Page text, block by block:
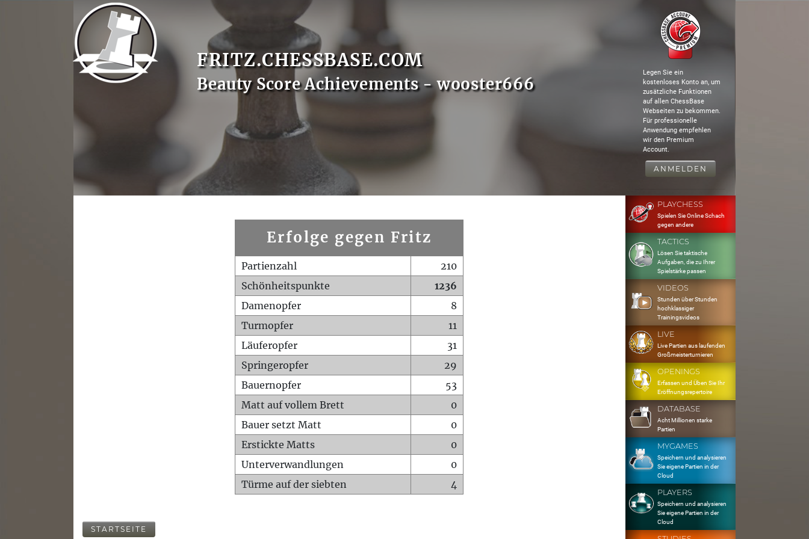
FRITZ.CHESSBASE.COM
Beauty Score Achievements - wooster666
Legen Sie ein
kostenloses Konto an, um
zusätzliche Funktionen
auf allen ChessBase
Webseiten zu bekommen.
Für professionelle
Anwendung empfehlen
wir den Premium
Account.
ANMELDEN
Erfolge gegen Fritz
Partienzahl
210
Schönheitspunkte
1236
Damenopfer
8
Turmopfer
11
Läuferopfer
31
Springeropfer
29
Bauernopfer
53
Matt auf vollem Brett
0
Bauer setzt Matt
0
Erstickte Matts
0
Unterverwandlungen
0
Türme auf der siebten
4
STARTSEITE
PLAYCHESS
Spielen Sie Online Schach
gegen andere
TACTICS
Lösen Sie taktische
Aufgaben, die zu Ihrer
Spielstärke passen
VIDEOS
Stunden über Stunden
hochklassiger
Trainingsvideos
LIVE
Live Partien aus laufenden
Großmeisterturnieren
OPENINGS
Erfassen und Üben Sie Ihr
Eröffnungsrepertoire
DATABASE
Acht Millionen starke
Partien
MYGAMES
Speichern und analysieren
Sie eigene Partien in der
Cloud
PLAYERS
Speichern und analysieren
Sie eigene Partien in der
Cloud